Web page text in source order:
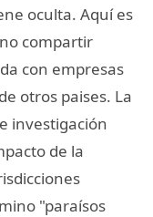
oculta. Aquí es
compartir
con empresas
otros paises. La
investigación
de la
"paraísos